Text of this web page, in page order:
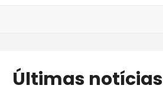
Últimas notícias